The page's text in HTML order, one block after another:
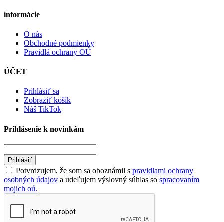
informácie
O nás
Obchodné podmienky
Pravidlá ochrany OÚ
ÚČET
Prihlásiť sa
Zobraziť košík
Náš TikTok
Prihlásenie k novinkám
Prihlásiť
Potvrdzujem, že som sa oboznámil s pravidlami ochrany
osobných údajov a udeľujem výslovný súhlas so spracovaním
mojich oú.